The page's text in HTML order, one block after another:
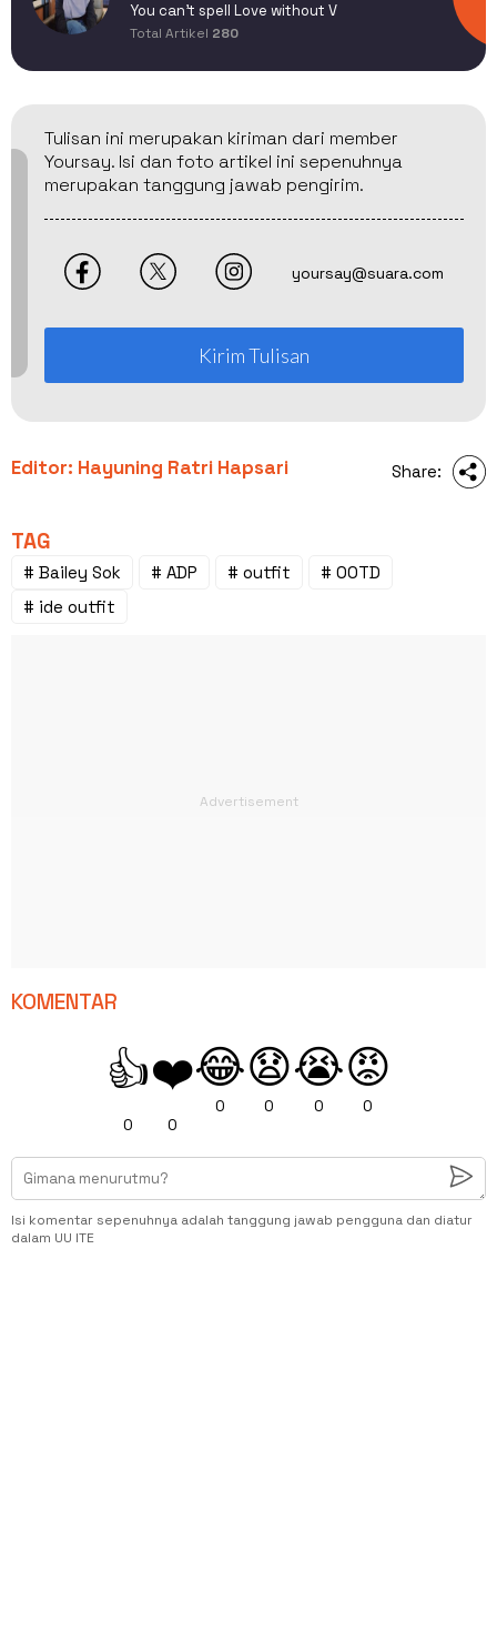
You can't spell Love without V
Total Artikel 280
Tulisan ini merupakan kiriman dari member
Yoursay. Isi dan foto artikel ini sepenuhnya
merupakan tanggung jawab pengirim.
yoursay@suara.com
Kirim Tulisan
Editor: Hayuning Ratri Hapsari Share:
TAG
# Bailey Sok # ADP # outfit
# OOTD
# ide outfit
KOMENTAR
👍
0
❤️
0
😂
0
😧
0
😭
0
😡
0
Isi komentar sepenuhnya adalah tanggung jawab pengguna dan diatur
dalam UU ITE